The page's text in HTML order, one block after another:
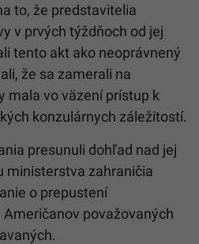
to, že predstavitelia
v prvých týždňoch od jej
tento akt ako neoprávnený
že sa zamerali na
mala vo väzení prístup k
konzulárnych záležitostí.
presunuli dohľad nad jej
ministerstva zahraničia
o prepustení
považovaných